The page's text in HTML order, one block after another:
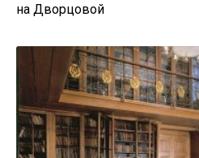
на Дворцовой